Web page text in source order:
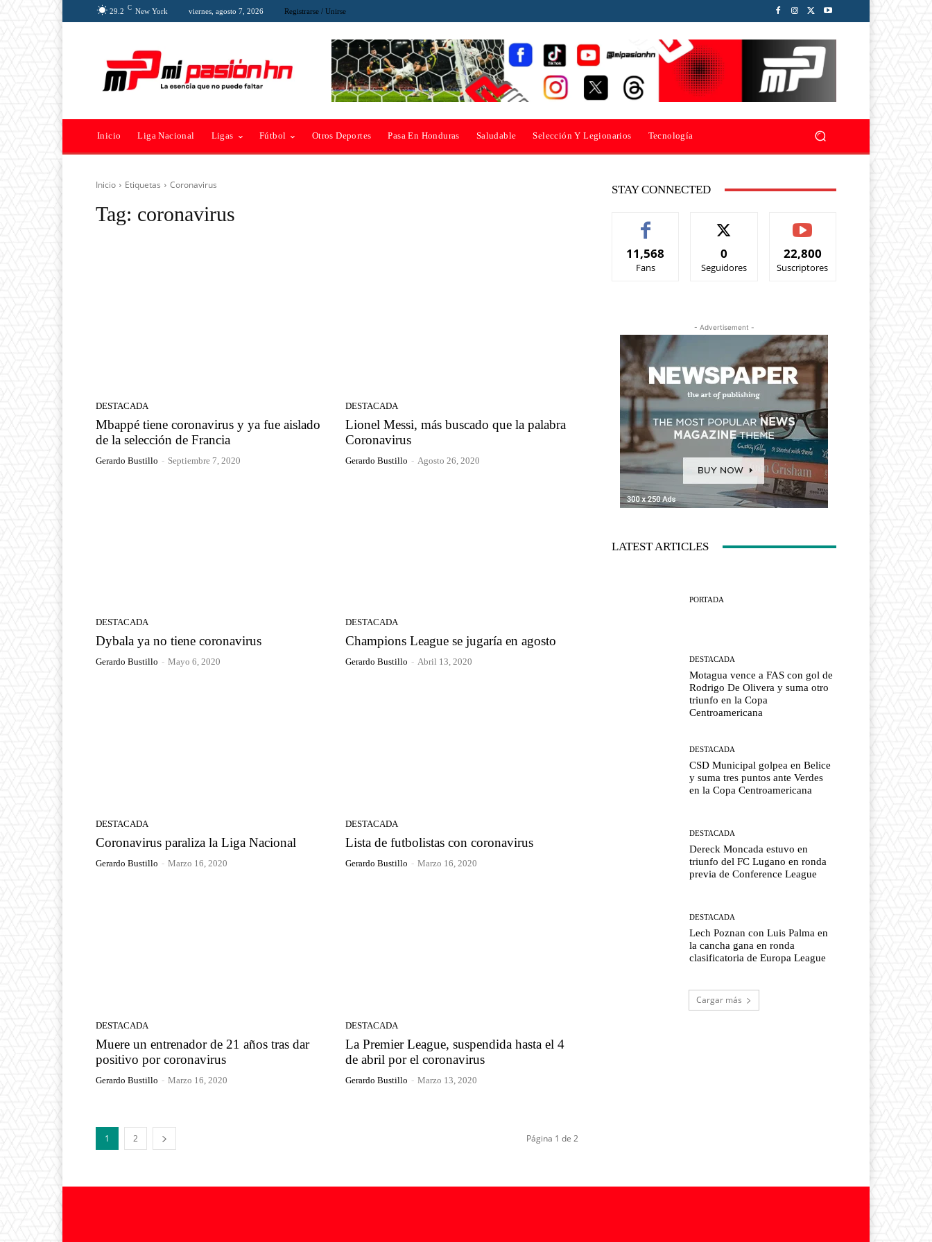
29.2 C New York viernes, agosto 7, 2026 Registrarse / Unirse
Inicio Liga Nacional Ligas Fútbol Otros Deportes Pasa En Honduras Saludable Selección Y Legionarios Tecnología
Inicio Etiquetas Coronavirus
Tag: coronavirus
DESTACADA
Mbappé tiene coronavirus y ya fue aislado
de la selección de Francia
Gerardo Bustillo - Septiembre 7, 2020
DESTACADA
Lionel Messi, más buscado que la palabra
Coronavirus
Gerardo Bustillo - Agosto 26, 2020
DESTACADA
Dybala ya no tiene coronavirus
Gerardo Bustillo - Mayo 6, 2020
DESTACADA
Champions League se jugaría en agosto
Gerardo Bustillo - Abril 13, 2020
DESTACADA
Coronavirus paraliza la Liga Nacional
Gerardo Bustillo - Marzo 16, 2020
DESTACADA
Lista de futbolistas con coronavirus
Gerardo Bustillo - Marzo 16, 2020
DESTACADA
Muere un entrenador de 21 años tras dar
positivo por coronavirus
Gerardo Bustillo - Marzo 16, 2020
DESTACADA
La Premier League, suspendida hasta el 4
de abril por el coronavirus
Gerardo Bustillo - Marzo 13, 2020
1 2 Página 1 de 2
STAY CONNECTED
11,568
Fans
0
Seguidores
22,800
Suscriptores
- Advertisement -
LATEST ARTICLES
PORTADA
DESTACADA
Motagua vence a FAS con gol de
Rodrigo De Olivera y suma otro
triunfo en la Copa
Centroamericana
DESTACADA
CSD Municipal golpea en Belice
y suma tres puntos ante Verdes
en la Copa Centroamericana
DESTACADA
Dereck Moncada estuvo en
triunfo del FC Lugano en ronda
previa de Conference League
DESTACADA
Lech Poznan con Luis Palma en
la cancha gana en ronda
clasificatoria de Europa League
Cargar más